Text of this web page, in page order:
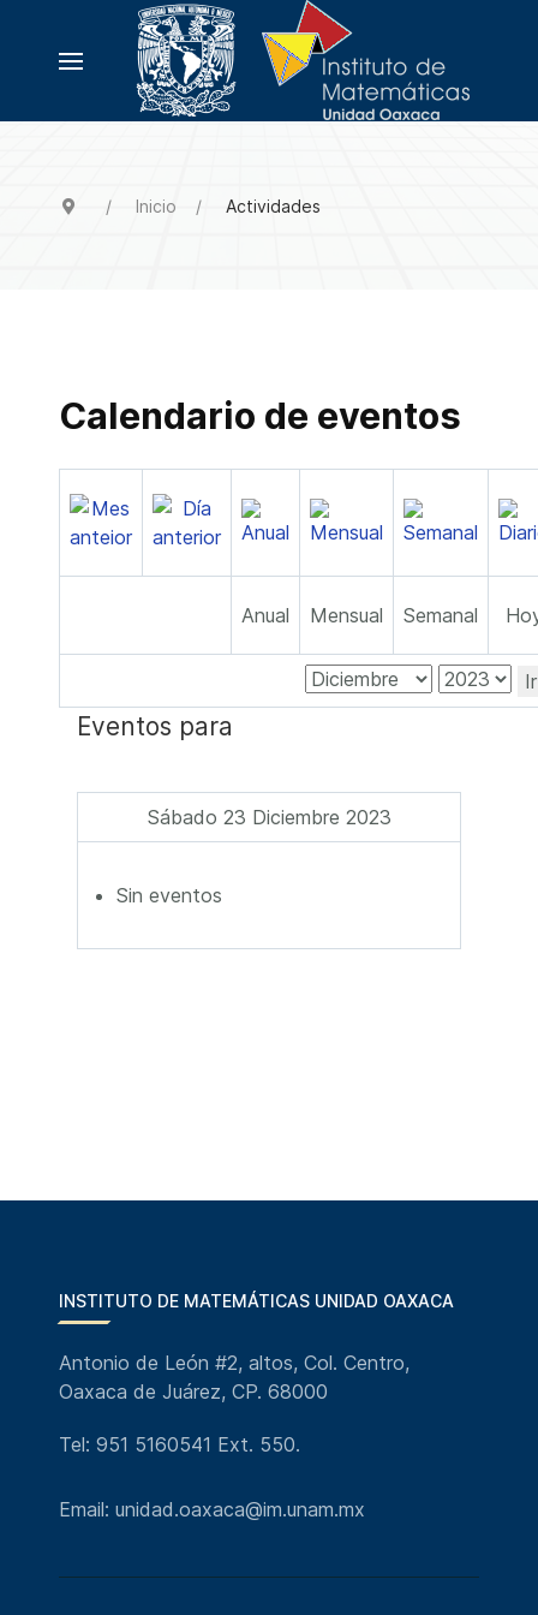
Inicio Actividades
Calendario de eventos
Anual Mensual Semanal
Eventos para
Sábado 23 Diciembre 2023
Sin eventos
INSTITUTO DE MATEMÁTICAS UNIDAD OAXACA
Antonio de León #2, altos, Col. Centro,
Oaxaca de Juárez, CP. 68000
Tel: 951 5160541 Ext. 550.
Email: unidad.oaxaca@im.unam.mx